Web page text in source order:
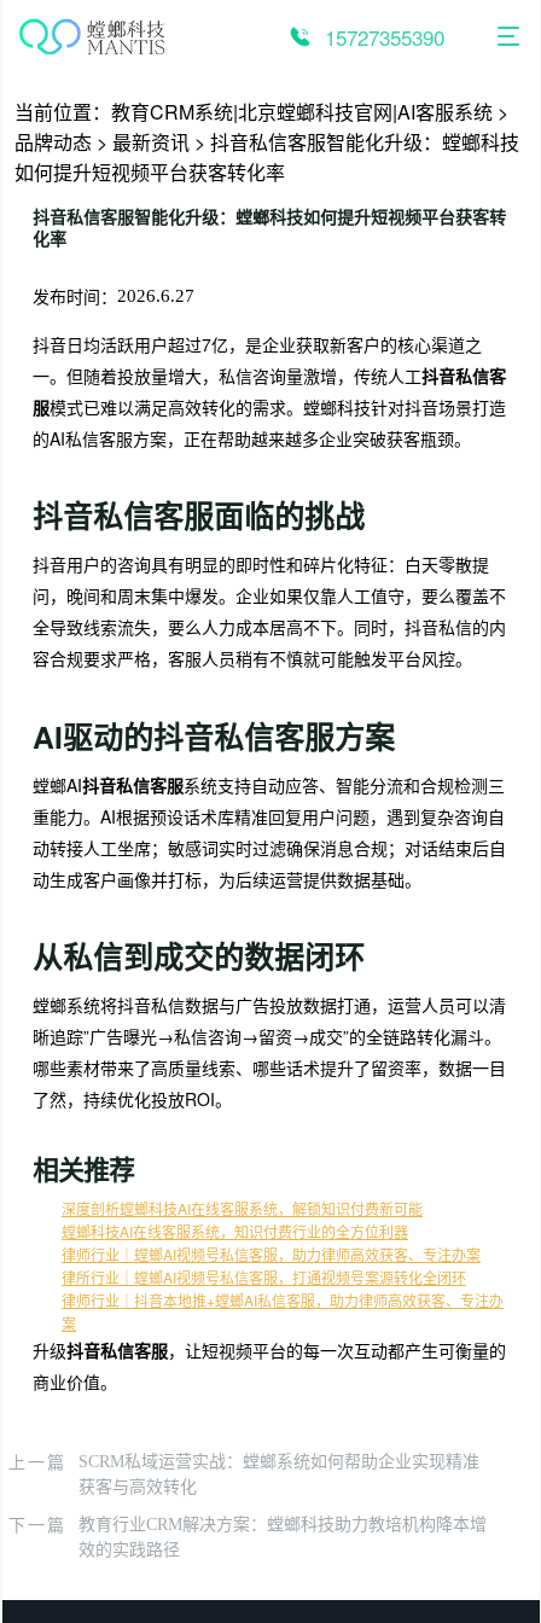
15727355390
当前位置： 教育CRM系统|北京螳螂科技官网|AI客服系统 >
品牌动态 > 最新资讯 > 抖音私信客服智能化升级：螳螂科技
如何提升短视频平台获客转化率
抖音私信客服智能化升级：螳螂科技如何提升短视频平台获客转
化率
发布时间： 2026.6.27
抖音日均活跃用户超过7亿，是企业获取新客户的核心渠道之
一。但随着投放量增大，私信咨询量激增，传统人工抖音私信客
服模式已难以满足高效转化的需求。螳螂科技针对抖音场景打造
的AI私信客服方案，正在帮助越来越多企业突破获客瓶颈。
抖音私信客服面临的挑战
抖音用户的咨询具有明显的即时性和碎片化特征：白天零散提
问，晚间和周末集中爆发。企业如果仅靠人工值守，要么覆盖不
全导致线索流失，要么人力成本居高不下。同时，抖音私信的内
容合规要求严格，客服人员稍有不慎就可能触发平台风控。
AI驱动的抖音私信客服方案
螳螂AI抖音私信客服系统支持自动应答、智能分流和合规检测三
重能力。AI根据预设话术库精准回复用户问题，遇到复杂咨询自
动转接人工坐席；敏感词实时过滤确保消息合规；对话结束后自
动生成客户画像并打标，为后续运营提供数据基础。
从私信到成交的数据闭环
螳螂系统将抖音私信数据与广告投放数据打通，运营人员可以清
晰追踪”广告曝光→私信咨询→留资→成交”的全链路转化漏斗。
哪些素材带来了高质量线索、哪些话术提升了留资率，数据一目
了然，持续优化投放ROI。
相关推荐
深度剖析螳螂科技AI在线客服系统，解锁知识付费新可能
螳螂科技AI在线客服系统，知识付费行业的全方位利器
律师行业｜螳螂AI视频号私信客服，助力律师高效获客、专注办案
律所行业｜螳螂AI视频号私信客服，打通视频号案源转化全闭环
律师行业｜抖音本地推+螳螂AI私信客服，助力律师高效获客、专注办
案
升级抖音私信客服，让短视频平台的每一次互动都产生可衡量的
商业价值。
上一篇
SCRM私域运营实战：螳螂系统如何帮助企业实现精准
获客与高效转化
下一篇
教育行业CRM解决方案：螳螂科技助力教培机构降本增
效的实践路径